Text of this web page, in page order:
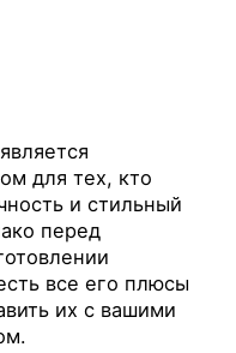
для тех, кто
и стильный
перед
все его плюсы
их с вашими